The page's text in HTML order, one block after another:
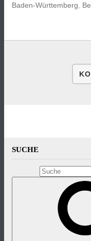
Baden-Württemberg
SUCHE